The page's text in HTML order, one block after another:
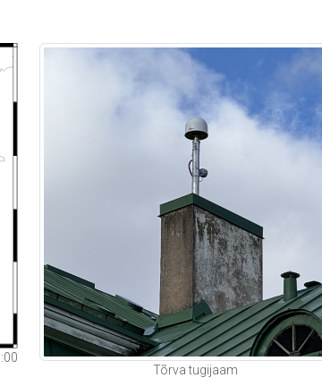
Tõrva tugijaam